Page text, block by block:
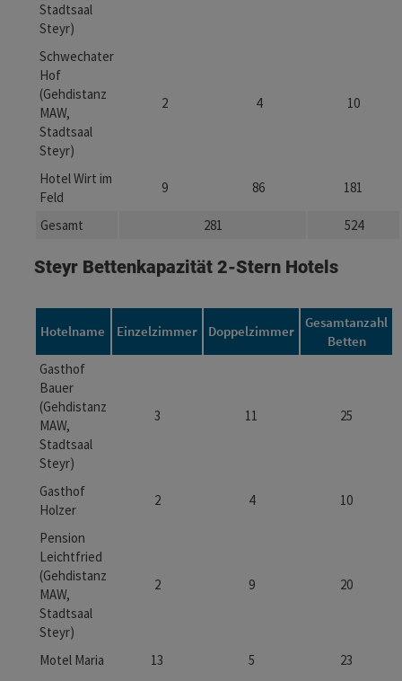
Stadtsaal
Steyr)
Schwechater
Hof
(Gehdistanz
MAW,
Stadtsaal
Steyr)
2 4 10
Hotel Wirt im
Feld
9 86 181
Gesamt 281 524
Steyr Bettenkapazität 2-Stern Hotels
Hotelname Einzelzimmer Doppelzimmer
Gesamtanzahl
Betten
Gasthof
Bauer
(Gehdistanz
MAW,
Stadtsaal
Steyr)
3 11 25
Gasthof
Holzer
2 4 10
Pension
Leichtfried
(Gehdistanz
MAW,
Stadtsaal
Steyr)
2 9 20
Motel Maria 13 5
23